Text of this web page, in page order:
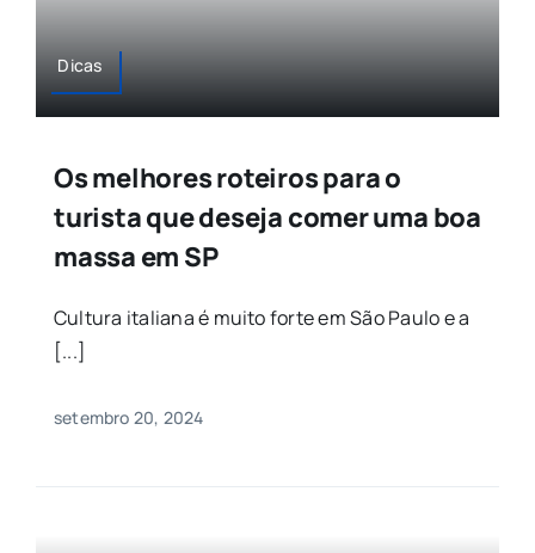
Dicas
Os melhores roteiros para o
turista que deseja comer uma boa
massa em SP
Cultura italiana é muito forte em São Paulo e a
[...]
setembro 20, 2024